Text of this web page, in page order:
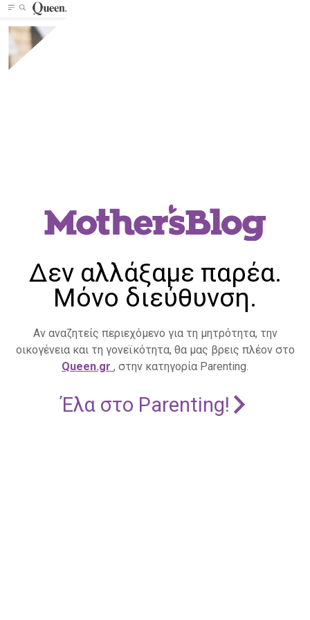
Δεν αλλάξαμε παρέα.
Μόνο διεύθυνση.
Αν αναζητείς περιεχόμενο για τη μητρότητα, την
οικογένεια και τη γονεϊκότητα, θα μας βρεις πλέον στο
Queen.gr , στην κατηγορία Parenting.
Έλα στο Parenting!